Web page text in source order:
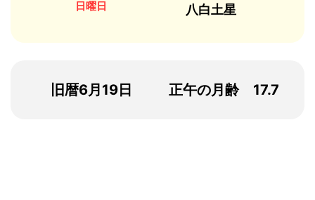
日曜日
八白土星
旧暦6月19日 正午の月齢 17.7